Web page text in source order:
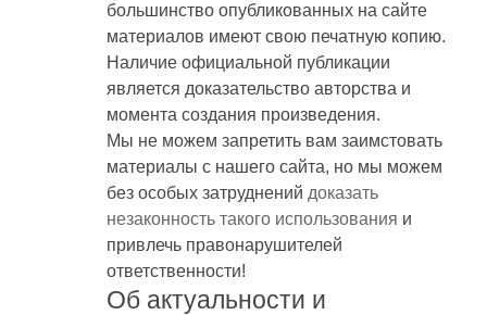
большинство опубликованных на сайте
материалов имеют свою печатную копию.
Наличие официальной публикации
является доказательство авторства и
момента создания произведения.
Мы не можем запретить вам заимстовать
материалы с нашего сайта, но мы можем
без особых затруднений доказать
незаконность такого использования и
привлечь правонарушителей
ответственности!
Об актуальности и